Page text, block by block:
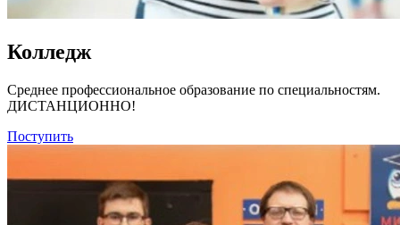
Колледж
Среднее профессиональное образование по специальностям.
ДИСТАНЦИОННО!
Поступить